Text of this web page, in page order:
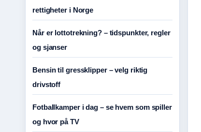
rettigheter i Norge
Når er lottotrekning? – tidspunkter, regler
og sjanser
Bensin til gressklipper – velg riktig
drivstoff
Fotballkamper i dag – se hvem som spiller
og hvor på TV